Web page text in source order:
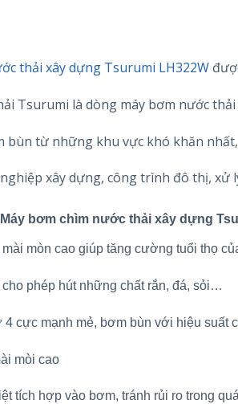
thải xây dựng Tsurumi LH322W
Tsurumi là dòng máy bơm nước
bùn từ những khu vực khó khăn
xây dựng, công trình đô thị,
bơm chìm nước thải xây dựng
mòn cao giúp tăng cường tuổi thọ
phép hút những chất rắn, đá, sỏi…
4 cực mạnh mẻ, bơm bùn với hiệu suất
mòi cao
tích hợp vào bơm, tránh rủi ro trong